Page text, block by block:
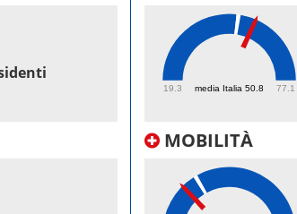
media Italia 50.8
19.3 77.1
MOBILITÀ